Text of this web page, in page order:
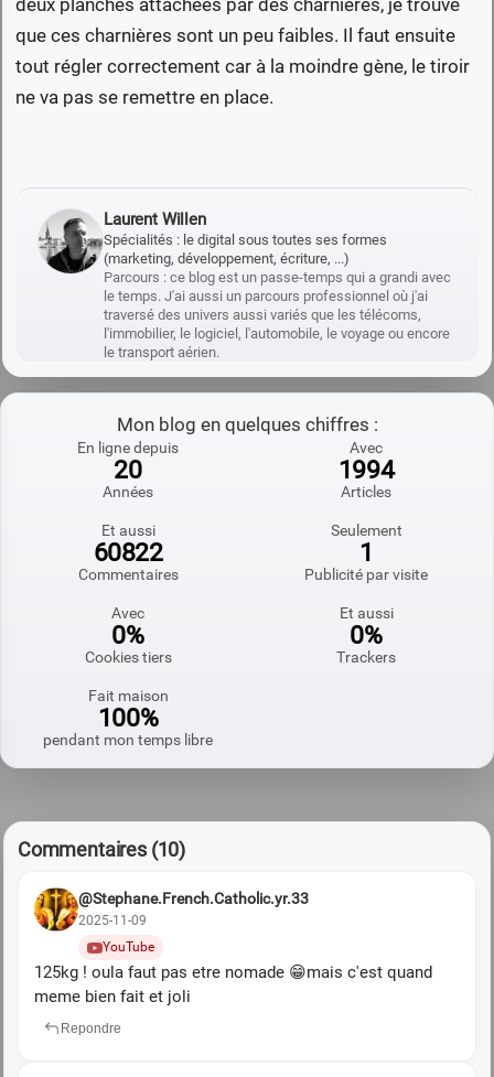
deux planches attachées par des charnières, je trouve
que ces charnières sont un peu faibles. Il faut ensuite
tout régler correctement car à la moindre gène, le tiroir
ne va pas se remettre en place.
Laurent Willen
Spécialités : le digital sous toutes ses formes
(marketing, développement, écriture, ...)
Parcours : ce blog est un passe-temps qui a grandi avec
le temps. J'ai aussi un parcours professionnel où j'ai
traversé des univers aussi variés que les télécoms,
l'immobilier, le logiciel, l'automobile, le voyage ou encore
le transport aérien.
Mon blog en quelques chiffres :
En ligne depuis
20
Années
Avec
1994
Articles
Et aussi
60822
Commentaires
Seulement
1
Publicité par visite
Avec
0%
Cookies tiers
Et aussi
0%
Trackers
Fait maison
100%
pendant mon temps libre
Commentaires (10)
@Stephane.French.Catholic.yr.33
2025-11-09
YouTube
125kg ! oula faut pas etre nomade 😁mais c'est quand
meme bien fait et joli
Repondre